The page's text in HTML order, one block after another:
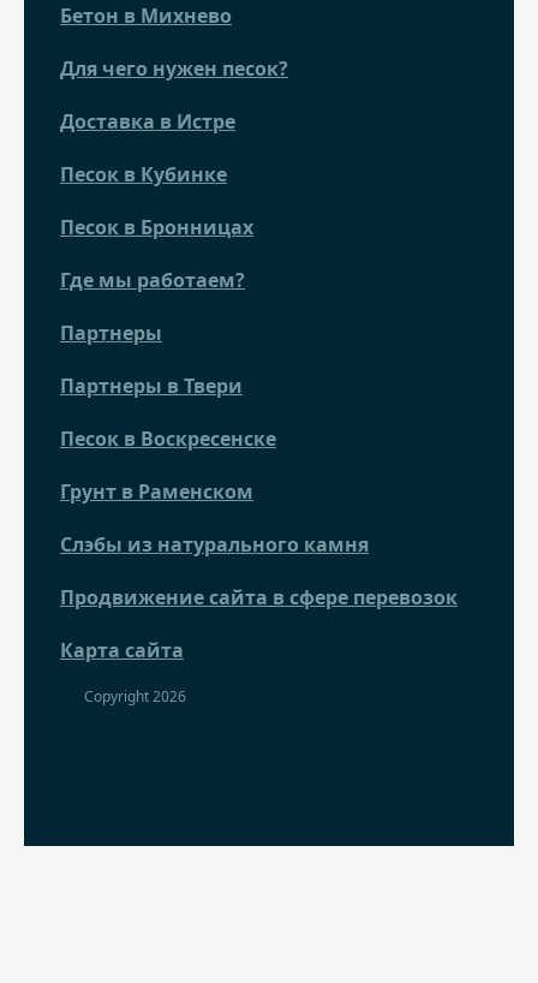
Бетон в Михнево
Для чего нужен песок?
Доставка в Истре
Песок в Кубинке
Песок в Бронницах
Где мы работаем?
Партнеры
Партнеры в Твери
Песок в Воскресенске
Грунт в Раменском
Слэбы из натурального камня
Продвижение сайта в сфере перевозок
Карта сайта
Copyright 2026